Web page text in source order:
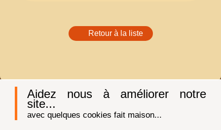
Aidez nous à améliorer notre
site...
avec quelques cookies fait maison...
Retour à la liste